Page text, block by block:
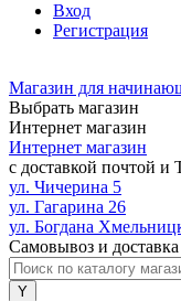
Вход
Регистрация
Магазин для
Выбрать магазин
Интернет магазин
Интернет магазин
с доставкой почтой и
ул. Чичерина 5
ул. Гагарина 26
ул. Богдана
Самовывоз и